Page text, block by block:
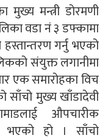
मुख्य मन्त्री डोरमणी
वडा नं ३ डफ्कामा
गर्नु भएको
संयुक्त लगानीमा
एक समारोहका विच
साँचो मुख्य खाँडादेवी
औपचारीक
भएको हो । साँचो